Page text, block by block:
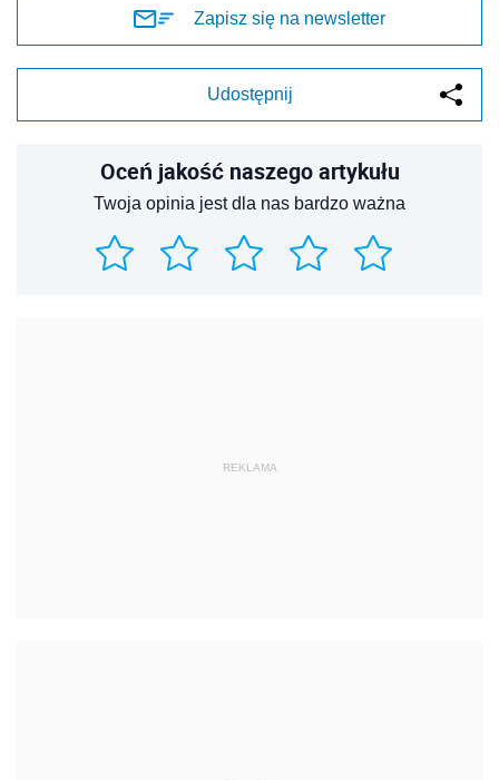
Zapisz się na newsletter
Udostępnij
Oceń jakość naszego artykułu
Twoja opinia jest dla nas bardzo ważna
REKLAMA